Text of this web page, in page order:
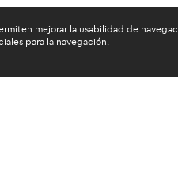
mejorar la usabilidad de
para la navegación.